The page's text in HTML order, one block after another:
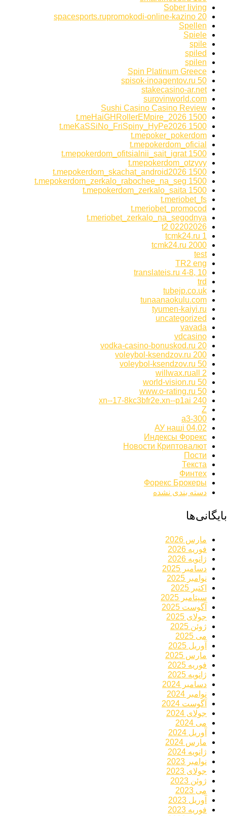
Sober living
spacesports.rupromokodi-online-kazino 20
Spellen
Spiele
spile
spiled
spilen
Spin Platinum Greece
spisok-inoagentov.ru 50
stakecasino-ar.net
surovinworld.com
Sushi Casino Casino Review
t.meHaiGHRollerEMpire_2026 1500
t.meKaSSiNo_FriSpiny_HyPe2026 1500
t.mepoker_pokerdom
t.mepokerdom_oficial
t.mepokerdom_ofitsialnii_sait_igrat 1500
t.mepokerdom_otzyvy
t.mepokerdom_skachat_android2026 1500
t.mepokerdom_zerkalo_rabochee_na_seg 1500
t.mepokerdom_zerkalo_saita 1500
t.meriobet_fs
t.meriobet_promocod
t.meriobet_zerkalo_na_segodnya
t2 02202026
tcmk24.ru 1
tcmk24.ru 2000
test
TR2 eng
translateis.ru 4-8, 10
trd
tubejp.co.uk
tunaanaokulu.com
tyumen-kaiyi.ru
uncategorized
vavada
vdcasino
vodka-casino-bonuskod.ru 20
voleybol-ksendzov.ru 200
voleybol-ksendzov.ru 50
willwax.ruall 2
world-vision.ru 50
www.o-rating.ru 50
xn--17-8kc3bfr2e.xn--p1ai 240
Z
а3-300
АУ наші 04.02
Индексы Форекс
Новости Криптовалют
Пости
Текста
Финтех
Форекс Брокеры
دسته بندی نشده
بایگانی‌ها
مارس 2026
فوریه 2026
ژانویه 2026
دسامبر 2025
نوامبر 2025
اکتبر 2025
سپتامبر 2025
آگوست 2025
جولای 2025
ژوئن 2025
می 2025
آوریل 2025
مارس 2025
فوریه 2025
ژانویه 2025
دسامبر 2024
نوامبر 2024
آگوست 2024
جولای 2024
می 2024
آوریل 2024
مارس 2024
ژانویه 2024
نوامبر 2023
جولای 2023
ژوئن 2023
می 2023
آوریل 2023
فوریه 2023